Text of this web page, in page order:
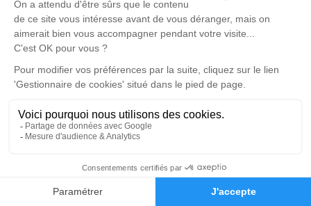
Faire-part Hommages
Un service de plantation d’arbre hommage est
disponible ici.
mercredi 02 décembre 2020 à 10h30
Église Notre Dame de l'Assomption de
89500 Villeneuve-sur-Yonne